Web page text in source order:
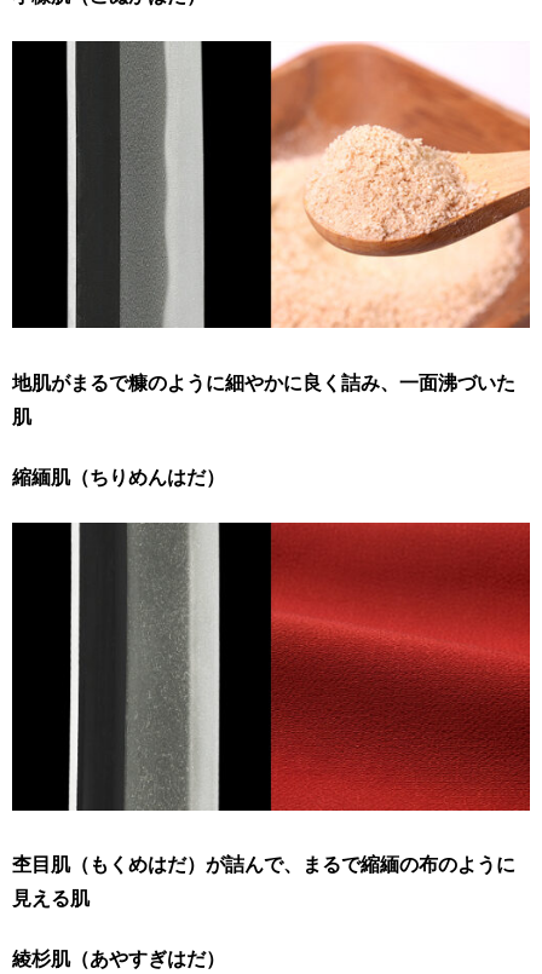
地肌がまるで糠のように細やかに良く詰み、一面沸づいた
肌
縮緬肌（ちりめんはだ）
杢目肌（もくめはだ）が詰んで、まるで縮緬の布のように
見える肌
綾杉肌（あやすぎはだ）